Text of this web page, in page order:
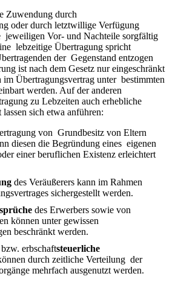
Zuwendung durch
oder durch letztwillige Verfügung
jeweiligen Vor- und Nachteile sorgfältig
lebzeitige Übertragung spricht
der Gegenstand entzogen
ist nach dem Gesetz nur eingeschränkt
Übertragungsvertrag unter bestimmten
werden. Auf der anderen
zu Lebzeiten auch erhebliche
sich etwa anführen:
von Grundbesitz von Eltern
diesen die Begründung eines eigenen
einer beruflichen Existenz erleichtert
des Veräußerers kann im Rahmen
sichergestellt werden.
des Erwerbers sowie von
können unter gewissen
beschränkt werden.
erbschaftsteuerliche
durch zeitliche Verteilung der
mehrfach ausgenutzt werden.